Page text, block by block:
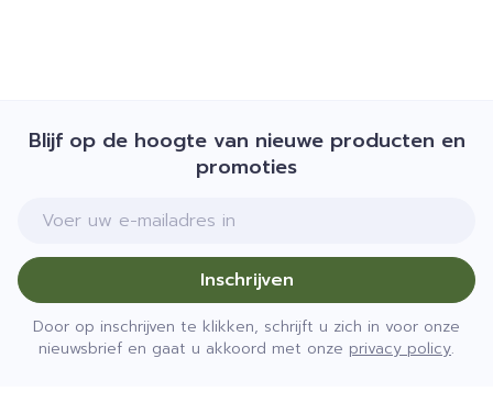
Blijf op de hoogte van nieuwe producten en
promoties
E-mail adres
Inschrijven
Door op inschrijven te klikken, schrijft u zich in voor onze
nieuwsbrief en gaat u akkoord met onze privacy policy.